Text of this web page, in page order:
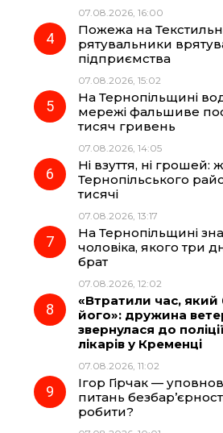
07.08.2026, 16:00
Пожежа на
рятувальники
підприємства
07.08.2026, 15:02
На Тернопільщині
мережі фальшиве
тисяч гривень
07.08.2026, 14:05
Ні взуття, ні грошей:
Тернопільського
тисячі
07.08.2026, 13:17
На Тернопільщині
чоловіка, якого три
брат
07.08.2026, 12:02
«Втратили час, який
його»: дружина
звернулася до
лікарів у Кременці
07.08.2026, 11:02
Ігор Гірчак —
питань
робити?